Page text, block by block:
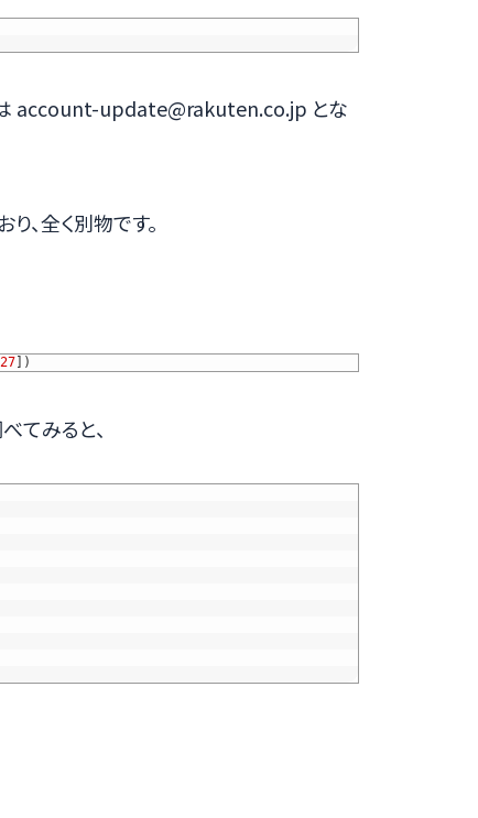
account-update@rakuten.co.jp とな
、全く別物です。
)
てみると、